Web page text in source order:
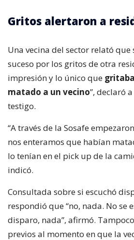
Gritos alertaron a
Una vecina del sector relató que
suceso por los gritos de otra
impresión y lo único que
matado a un vecino”, declaró a
testigo.
“A través de la Sosafe
nos enteramos que habían
lo tenían en el pick up de la
indicó.
Consultada sobre si escuchó
respondió que “no, nada. No se
disparo, nada”, afirmó.
previos al momento en que la